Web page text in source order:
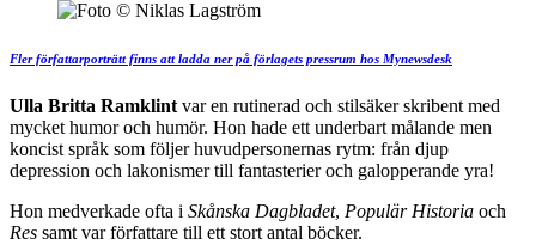
Fler författarporträtt finns att ladda ner på förlagets pressrum hos Mynewsdesk
Ulla Britta Ramklint var en rutinerad och stilsäker skribent med
mycket humor och humör. Hon hade ett underbart målande men
koncist språk som följer huvudpersonernas rytm: från djup
depression och lakonismer till fantasterier och galopperande yra!
Hon medverkade ofta i Skånska Dagbladet, Populär Historia och
Res samt var författare till ett stort antal böcker.